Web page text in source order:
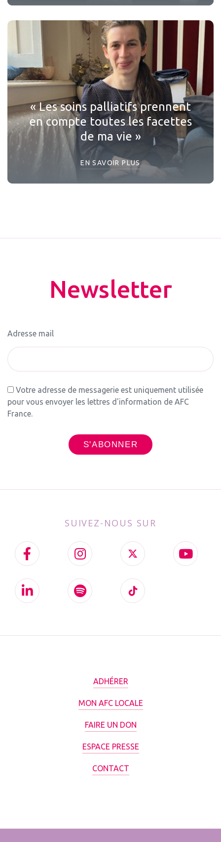
« Les soins palliatifs prennent
en compte toutes les facettes
de ma vie »
EN SAVOIR PLUS
Newsletter
Adresse mail
Votre adresse de messagerie est uniquement utilisée
pour vous envoyer les lettres d'information de AFC
France.
SUIVEZ-NOUS SUR
ADHÉRER
MON AFC LOCALE
FAIRE UN DON
ESPACE PRESSE
CONTACT